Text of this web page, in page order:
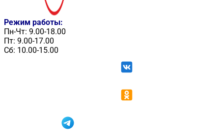
Режим работы:
Пн-Чт: 9.00-18.00
Пт: 9.00-17.00
Сб: 10.00-15.00